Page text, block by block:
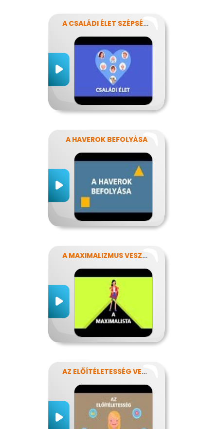
A CSALÁDI ÉLET SZÉPSÉGEI ÉS NEHÉZSÉGEI
A HAVEROK BEFOLYÁSA
A MAXIMALIZMUS VESZÉLYEI
AZ ELŐÍTÉLETESSÉG VESZÉLYEI